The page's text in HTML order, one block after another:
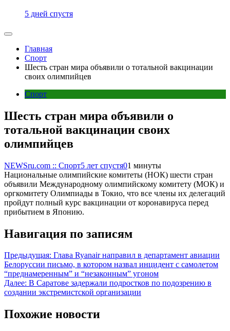
5 дней спустя
Главная
Спорт
Шесть стран мира объявили о тотальной вакцинации
своих олимпийцев
Спорт
Шесть стран мира объявили о
тотальной вакцинации своих
олимпийцев
NEWSru.com :: Спорт5 лет спустя01 минуты
Национальные олимпийские комитеты (НОК) шести стран
объявили Международному олимпийскому комитету (МОК) и
оргкомитету Олимпиады в Токио, что все члены их делегаций
пройдут полный курс вакцинации от коронавируса перед
прибытием в Японию.
Навигация по записям
Предыдущая: Глава Ryanair направил в департамент авиации
Белоруссии письмо, в котором назвал инцидент с самолетом
“преднамеренным” и “незаконным” угоном
Далее: В Саратове задержали подростков по подозрению в
создании экстремистской организации
Похожие новости